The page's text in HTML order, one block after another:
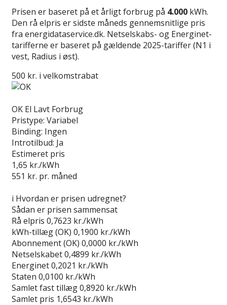
Prisen er baseret på et årligt forbrug på 4.000 kWh.
Den rå elpris er sidste måneds gennemsnitlige pris
fra energidataservice.dk. Netselskabs- og Energinet-
tarifferne er baseret på gældende 2025-tariffer (N1 i
vest, Radius i øst).
500 kr. i velkomstrabat
OK El Lavt Forbrug
Pristype: Variabel
Binding: Ingen
Introtilbud: Ja
Estimeret pris
1,65 kr./kWh
551 kr. pr. måned
i Hvordan er prisen udregnet?
Sådan er prisen sammensat
Rå elpris 0,7623 kr./kWh
kWh-tillæg (OK) 0,1900 kr./kWh
Abonnement (OK) 0,0000 kr./kWh
Netselskabet0,4899 kr./kWh
Energinet0,2021 kr./kWh
Staten 0,0100 kr./kWh
Samlet fast tillæg0,8920 kr./kWh
Samlet pris 1,6543 kr./kWh